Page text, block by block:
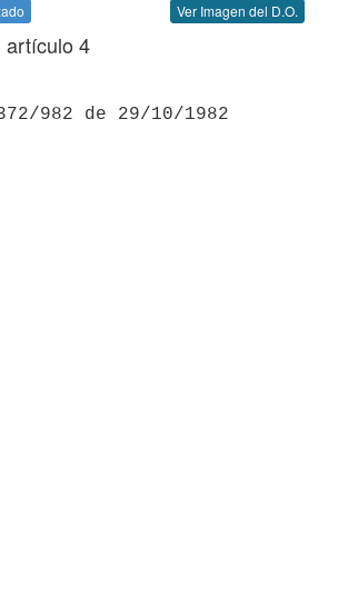
Ver Imagen del D.O.
artículo 4
982 de 29/10/1982